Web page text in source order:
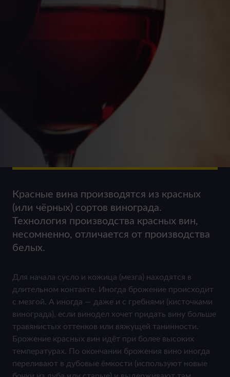
Красные вина производятся из красных
(или чёрных) сортов винограда.
Технология производства красных вин,
несомненно, отличается от производства
белых.
Для начала сусло и кожица (мезга) находятся в
длительном контакте. Иногда брожение происходит
с мезгой. А иногда — даже и с гребнями (кисточками
винограда), если винодел хочет придать вину больше
травянистых оттенков или вяжущей танинности.
Брожение красных вин идёт при более высоких
температурах. По окончании брожения вино иногда
переливают в дубовые ёмкости (используют новые